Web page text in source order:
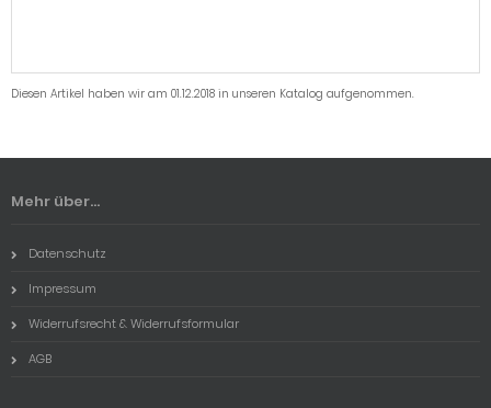
Diesen Artikel haben wir am 01.12.2018 in unseren Katalog aufgenommen.
Mehr über...
Datenschutz
Impressum
Widerrufsrecht & Widerrufsformular
AGB